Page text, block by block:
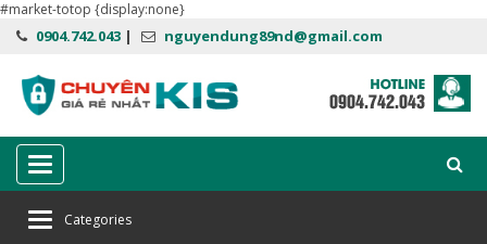
#market-totop {display:none}
0904.742.043 | nguyendung89nd@gmail.com
Categories
Categories
Home kaspersky plus 10 máy